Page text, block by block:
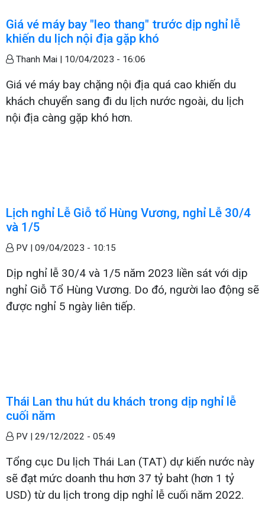
Giá vé máy bay "leo thang" trước dịp nghỉ lễ
khiến du lịch nội địa gặp khó
Thanh Mai | 10/04/2023 - 16:06
Giá vé máy bay chặng nội địa quá cao khiến du
khách chuyển sang đi du lịch nước ngoài, du lịch
nội địa càng gặp khó hơn.
Lịch nghỉ Lễ Giỗ tổ Hùng Vương, nghỉ Lễ 30/4
và 1/5
PV | 09/04/2023 - 10:15
Dịp nghỉ lễ 30/4 và 1/5 năm 2023 liền sát với dịp
nghỉ Giỗ Tổ Hùng Vương. Do đó, người lao động sẽ
được nghỉ 5 ngày liên tiếp.
Thái Lan thu hút du khách trong dịp nghỉ lễ
cuối năm
PV | 29/12/2022 - 05:49
Tổng cục Du lịch Thái Lan (TAT) dự kiến nước này
sẽ đạt mức doanh thu hơn 37 tỷ baht (hơn 1 tỷ
USD) từ du lịch trong dịp nghỉ lễ cuối năm 2022.